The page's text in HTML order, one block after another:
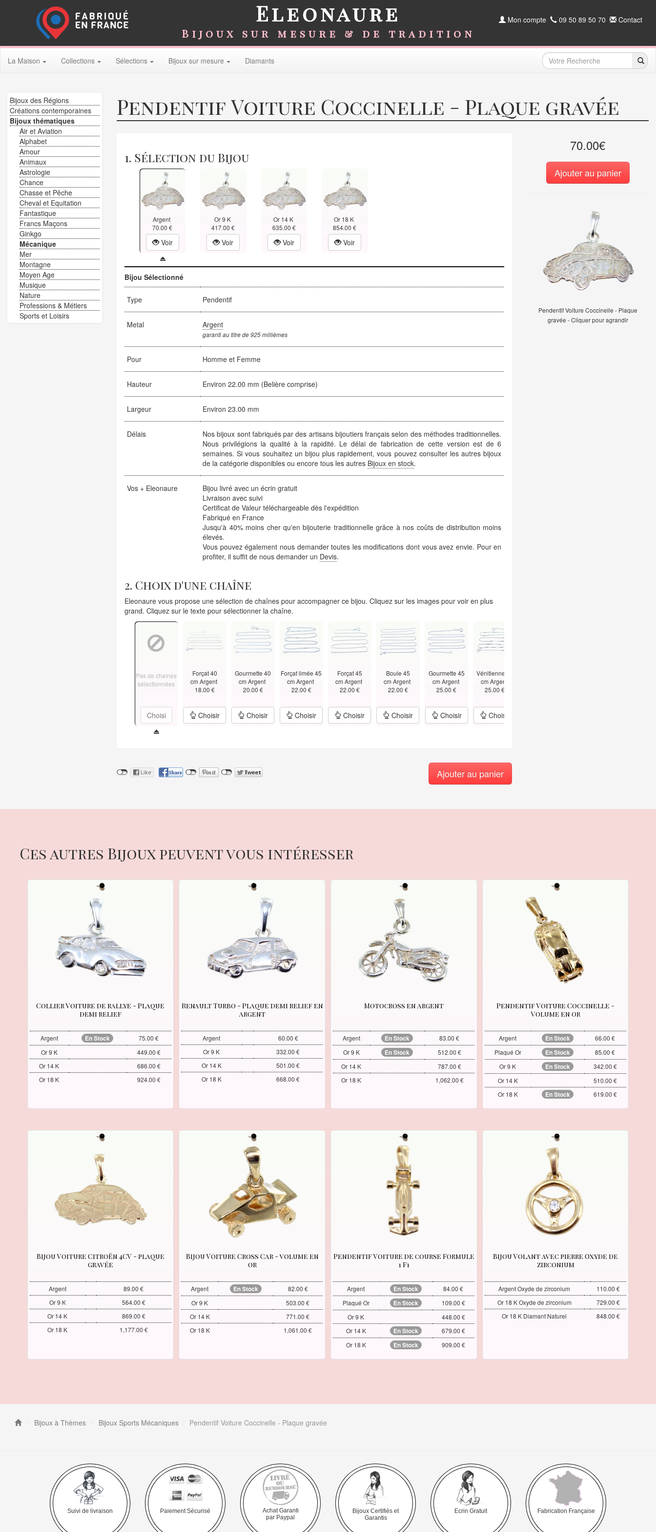
Eleonaure
Bijoux sur mesure & de tradition
Mon compte 09 50 89 50 70 Contact
La Maison Collections Sélections Bijoux sur mesure Diamants
Pendentif Voiture Coccinelle - Plaque gravée
70.00€
Ajouter au panier
Pendentif Voiture Coccinelle - Plaque
gravée - Cliquer pour agrandir
1. Sélection du Bijou
Argent
70.00 €
Voir
Or 9 K
417.00 €
Voir
Or 14 K
635.00 €
Voir
Or 18 K
854.00 €
Voir
Bijou Sélectionné
Type Pendentif
Metal Argent
garanti au titre de 925 millièmes
Pour Homme et Femme
Hauteur Environ 22.00 mm (Belière comprise)
Largeur Environ 23.00 mm
Délais
Nos bijoux sont fabriqués par des artisans bijoutiers français selon des méthodes traditionnelles.
Nous privilégions la qualité à la rapidité. Le délai de fabrication de cette version est de 6
semaines. Si vous souhaitez un bijou plus rapidement, vous pouvez consulter les autres bijoux
de la catégorie disponibles ou encore tous les autres Bijoux en stock.
Vos + Eleonaure
Bijou livré avec un écrin gratuit
Livraison avec suivi
Certificat de Valeur téléchargeable dès l'expédition
Fabriqué en France
Jusqu'à 40% moins cher qu'en bijouterie traditionnelle grâce à nos coûts de distribution moins
élevés.
Vous pouvez également nous demander toutes les modifications dont vous avez envie. Pour en
profiter, il suffit de nous demander un Devis.
2. Choix d'une chaîne
Eleonaure vous propose une sélection de chaînes pour accompagner ce bijou. Cliquez sur les images pour voir en plus
grand. Cliquez sur le texte pour sélectionner la chaîne.
Pas de chaînes
sélectionnées
Choisi
Forçat 40
cm Argent
18.00 €
Choisir
Gourmette 40
cm Argent
20.00 €
Choisir
Forçat limée 45
cm Argent
22.00 €
Choisir
Forçat 45
cm Argent
22.00 €
Choisir
Boule 45
cm Argent
22.00 €
Choisir
Gourmette 45
cm Argent
25.00 €
Choisir
Vénitienne 45
cm Argent
25.00 €
Choisir
Ajouter au panier
Bijoux des Régions
Créations contemporaines
Bijoux thématiques
Air et Aviation
Alphabet
Amour
Animaux
Astrologie
Chance
Chasse et Pêche
Cheval et Equitation
Fantastique
Francs Maçons
Ginkgo
Mécanique
Mer
Montagne
Moyen Age
Musique
Nature
Professions & Métiers
Sports et Loisirs
Ces autres Bijoux peuvent vous intéresser
Collier Voiture de rallye - Plaque
demi relief
Argent En Stock
75.00 €
Or 9 K
449.00 €
Or 14 K
686.00 €
Or 18 K
924.00 €
Renault Turbo - Plaque demi relief en
argent
Argent
60.00 €
Or 9 K
332.00 €
Or 14 K
501.00 €
Or 18 K
668.00 €
Motocross en argent
Argent En Stock
83.00 €
Or 9 K
En Stock
512.00 €
Or 14 K
787.00 €
Or 18 K
1,062.00 €
Pendentif Voiture Coccinelle -
Volume en or
Argent En Stock
66.00 €
Plaqué Or
En Stock
85.00 €
Or 9 K
En Stock
342.00 €
Or 14 K
510.00 €
Or 18 K
En Stock 619.00 €
Bijou Voiture Citroën 4CV - plaque
gravée
Argent
89.00 €
Or 9 K
564.00 €
Or 14 K
869.00 €
Or 18 K
1,177.00 €
Bijou Voiture Cross Car - volume en
or
Argent En Stock
82.00 €
Or 9 K
503.00 €
Or 14 K
771.00 €
Or 18 K
1,061.00 €
Pendentif Voiture de course Formule
1 F1
Argent En Stock
84.00 €
Plaqué Or
En Stock
109.00 €
Or 9 K
448.00 €
Or 14 K
En Stock
679.00 €
Or 18 K
En Stock 909.00 €
Bijou Volant avec pierre Oxyde de
zirconium
Argent Oxyde de zirconium
110.00 €
Or 18 K Oxyde de zirconium
729.00 €
Or 18 K Diamant Naturel
848.00 €
Bijoux à Thèmes Bijoux Sports Mécaniques Pendentif Voiture Coccinelle - Plaque gravée
Suivi de livraison Paiement Sécurisé
Achat Garanti
par Paypal
Bijoux Certifiés et
Garantis
Ecrin Gratuit Fabrication Française